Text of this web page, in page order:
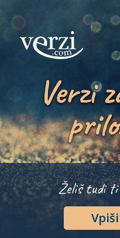
Verzi
Želiš tudi ti